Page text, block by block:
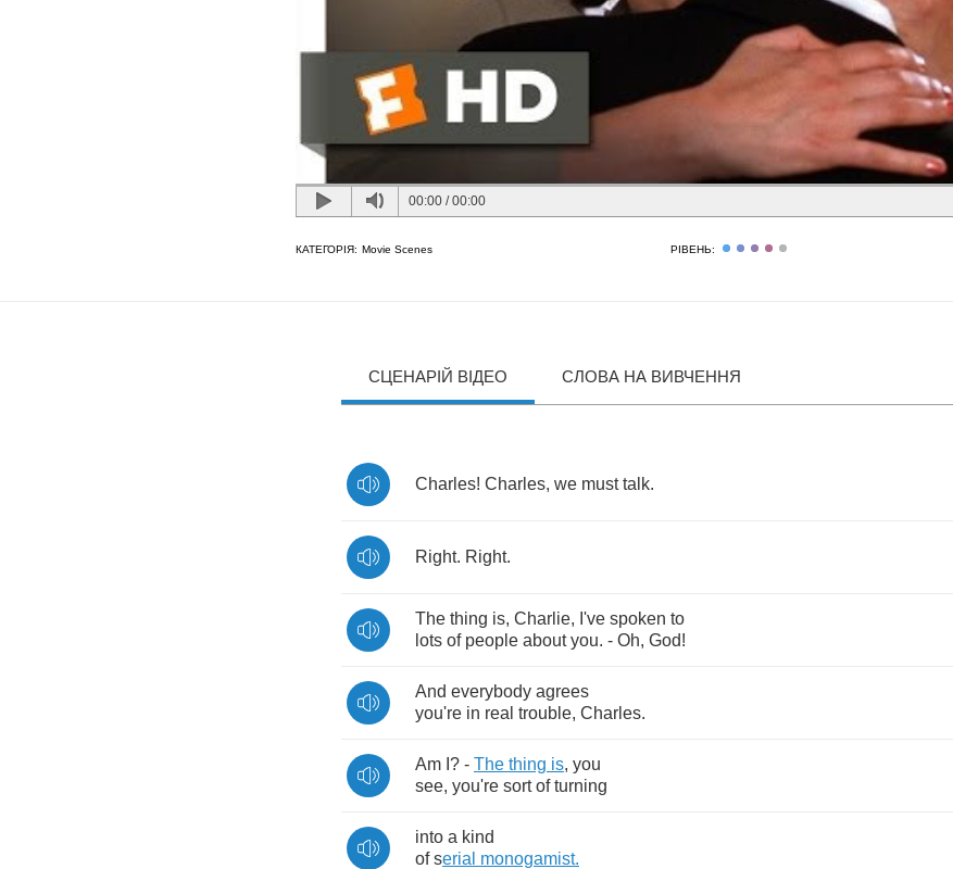
00:00 /00:00
КАТЕГОРІЯ: Movie Scenes РІВЕНЬ:
СЦЕНАРІЙ ВІДЕО СЛОВА НА ВИВЧЕННЯ
Charles! Charles, we must talk.
Right. Right.
The thing is, Charlie, I've spoken to
lots of people about you . - Oh, God!
And everybody agrees
you're in real trouble, Charles.
Am ? - The thing is, you
see, you're sort of turning
into a kind
of serial monogamist.